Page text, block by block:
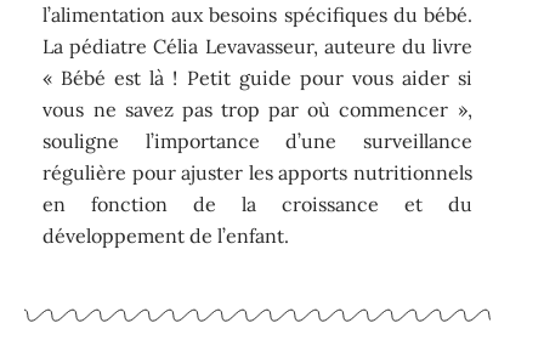
l’alimentation aux besoins spécifiques du bébé.
La pédiatre Célia Levavasseur, auteure du livre
« Bébé est là ! Petit guide pour vous aider si
vous ne savez pas trop par où commencer »,
souligne l’importance d’une surveillance
régulière pour ajuster les apports nutritionnels
en fonction de la croissance et du
développement de l’enfant.